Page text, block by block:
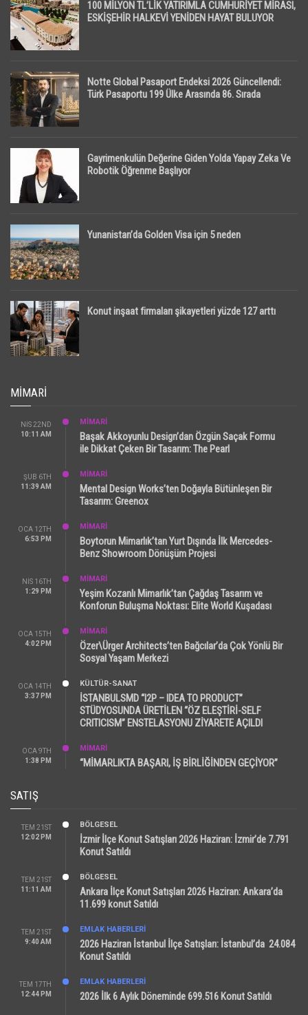
100 MİLYON TL’LİK YATIRIMLA CUMHURİYET MİRASI,
ESKİŞEHİR HALKEVİ YENİDEN HAYAT BULUYOR
Notte Global Pasaport Endeksi 2026 Güncellendi:
Türk Pasaportu 199 Ülke Arasında 86. Sırada
Gayrimenkulün Değerine Giden Yolda Yapay Zeka Ve
Robotik Öğrenme Başlıyor
Yunanistan’da Golden Visa için 5 neden
Konut inşaat firmaları şikayetleri yüzde 127 arttı
MIMARI
NIS 22ND
10:11 AM
MİMARİ
Başak Akkoyunlu Design’dan Özgün Saçak Formu
ile Dikkat Çeken Bir Tasarım: The Pearl
ŞUB 6TH
11:39 AM
MİMARİ
Mental Design Works’ten Doğayla Bütünleşen Bir
Tasarım: Greenox
OCA 12TH
6:53 PM
MİMARİ
Boytorun Mimarlık’tan Yurt Dışında İlk Mercedes-
Benz Showroom Dönüşüm Projesi
NIS 16TH
1:29 PM
MİMARİ
Yeşim Kozanlı Mimarlık’tan Çağdaş Tasarım ve
Konforun Buluşma Noktası: Elite World Kuşadası
OCA 15TH
4:02 PM
MİMARİ
Özer\Ürger Architects’ten Bağcılar’da Çok Yönlü Bir
Sosyal Yaşam Merkezi
OCA 14TH
3:37 PM
KÜLTÜR-SANAT
İSTANBULSMD “I2P – IDEA TO PRODUCT”
STÜDYOSUNDA ÜRETİLEN “ÖZ ELEŞTİRİ-SELF
CRITICISM” ENSTELASYONU ZİYARETE AÇILDI
OCA 9TH
1:38 PM
MİMARİ
“MİMARLIKTA BAŞARI, İŞ BİRLİĞİNDEN GEÇİYOR”
SATIŞ
TEM 21ST
12:02 PM
BÖLGESEL
İzmir İlçe Konut Satışları 2026 Haziran: İzmir’de 7.791
Konut Satıldı
TEM 21ST
11:11 AM
BÖLGESEL
Ankara İlçe Konut Satışları 2026 Haziran: Ankara’da
11.699 konut Satıldı
TEM 21ST
9:40 AM
EMLAK HABERLERI
2026 Haziran İstanbul İlçe Satışları: İstanbul’da 24.084
Konut Satıldı
TEM 17TH
12:44 PM
EMLAK HABERLERI
2026 İlk 6 Aylık Döneminde 699.516 Konut Satıldı